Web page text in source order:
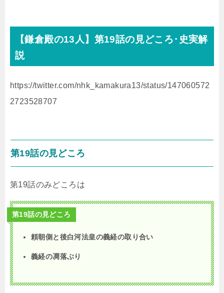
【鎌倉殿の13人】第19話の見どころ･史実解
説
https://twitter.com/nhk_kamakura13/status/147060572
2723528707
第19話の見どころ
第19話のみどころは
第19話の見どころ
頼朝側と後白河法皇の義経の取り合い
義経の凋落ぶり